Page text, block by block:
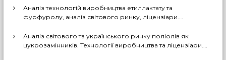
Аналіз технологій виробництва етиллактату та
фурфуролу, аналіз світового ринку, ліцензіари.
Україні
Аналіз світового та українського ринку поліолів як
цукрозамінників. Технології виробництва та ліцензіари.